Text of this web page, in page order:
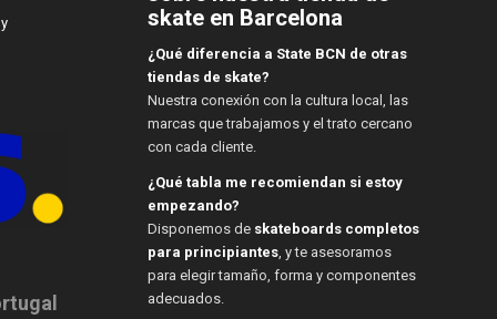
skate en Barcelona
¿Qué diferencia a State BCN de otras
tiendas de skate?
Nuestra conexión con la cultura local, las
marcas que trabajamos y el trato cercano
con cada cliente.
¿Qué tabla me recomiendan si estoy
empezando?
Disponemos de skateboards completos
para principiantes, y te asesoramos
para elegir tamaño, forma y componentes
adecuados.